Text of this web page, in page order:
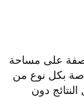
على مساحة
بكل نوع من
دون